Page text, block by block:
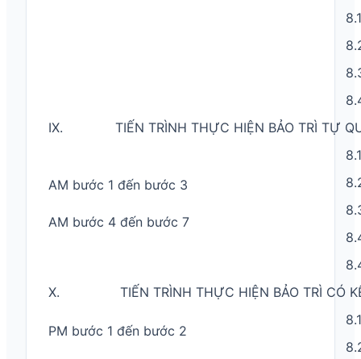
8.1
IX. TIẾN TRÌNH THỰC HIỆN BẢO TRÌ TỰ
AM bước 1 đến bước 3
AM bước 4 đến bước 7
8.1
X. TIẾN TRÌNH THỰC HIỆN BẢO TRÌ CÓ KẾ
PM bước 1 đến bước 2
8.1